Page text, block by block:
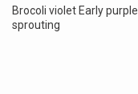
Brocoli violet Early purple
sprouting